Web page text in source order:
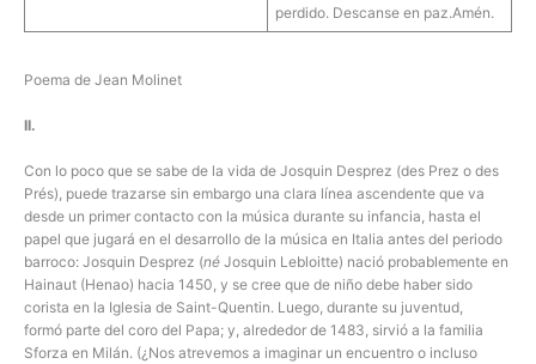
perdido. Descanse en paz.Amén.
Poema de Jean Molinet
II.
Con lo poco que se sabe de la vida de Josquin Desprez (des Prez o des
Prés), puede trazarse sin embargo una clara línea ascendente que va
desde un primer contacto con la música durante su infancia, hasta el
papel que jugará en el desarrollo de la música en Italia antes del periodo
barroco: Josquin Desprez (né Josquin Lebloitte) nació probablemente en
Hainaut (Henao) hacia 1450, y se cree que de niño debe haber sido
corista en la Iglesia de Saint-Quentin. Luego, durante su juventud,
formó parte del coro del Papa; y, alrededor de 1483, sirvió a la familia
Sforza en Milán. (¿Nos atrevemos a imaginar un encuentro o incluso